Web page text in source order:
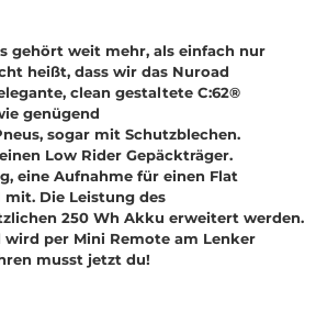
gehört weit mehr, als einfach nur
heißt, dass wir das Nuroad
clean gestaltete C:62®
genügend
sogar mit Schutzblechen.
Low Rider Gepäckträger.
eine Aufnahme für einen Flat
mit. Die Leistung des
250 Wh Akku erweitert werden.
per Mini Remote am Lenker
musst jetzt du!